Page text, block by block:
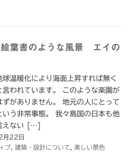
葉書のような風景 エイの
温暖化により海面上昇すれば無く
言われています。 このような楽園が
ずがありません。 地元の人にとって
いう非常事態。 我々島国の日本も他
えない […]
月22日
ブ 建築・設計について 美しい景色